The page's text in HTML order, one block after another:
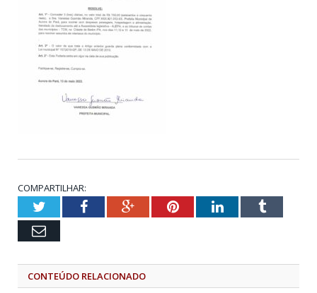
COMPARTILHAR:
TwitterFacebookGoogle+PinterestLinkedInTumblr
Email
CONTEÚDO RELACIONADO